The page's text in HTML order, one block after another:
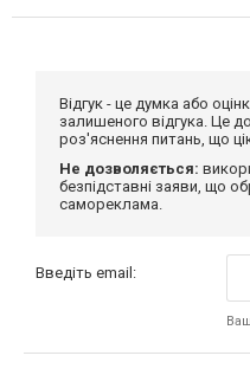
Відгук - це думка або
залишеного відгука. Це
роз'яснення питань, що
Не дозволяється:
безпідставні заяви, що
самореклама.
Введіть email: